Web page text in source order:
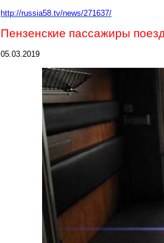
http://russia58.tv/news/271637/
Пензенские пассажиры
05.03.2019